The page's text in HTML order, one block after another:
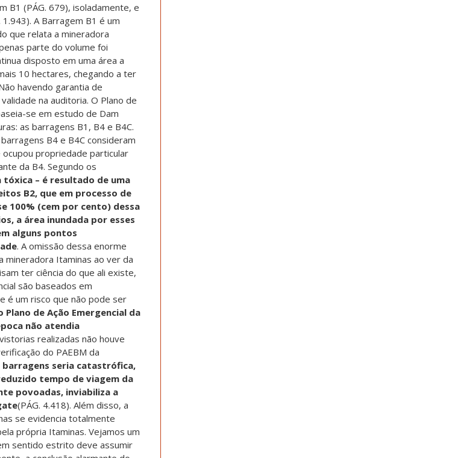
B1 (PÁG. 679), isoladamente, e
A Barragem B1 é um
que relata a mineradora
parte do volume foi
disposto em uma área a
10 hectares, chegando a ter
havendo garantia de
na auditoria. O Plano de
se em estudo de Dam
as barragens B1, B4 e B4C.
B4 e B4C consideram
propriedade particular
da B4. Segundo os
tóxica – é resultado de uma
B2, que em processo de
100% (cem por cento) dessa
a área inundada por esses
alguns pontos
. A omissão dessa enorme
Itaminas ao ver da
ter ciência do que ali existe,
são baseados em
é um risco que não pode ser
de Ação Emergencial da
não atendia
realizadas não houve
do PAEBM da
seria catastrófica,
tempo de viagem da
povoadas, inviabiliza a
(PÁG. 4.418). Além disso, a
se evidencia totalmente
própria Itaminas. Vejamos um
sentido estrito deve assumir